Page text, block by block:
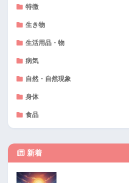
特徴
生き物
生活用品・物
病気
自然・自然現象
身体
食品
新着